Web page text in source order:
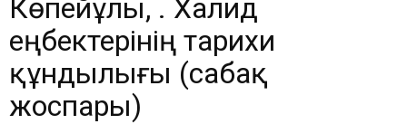
Көпейұлы, Қ. Халид
еңбектерінің тарихи
құндылығы (сабақ
жоспары)